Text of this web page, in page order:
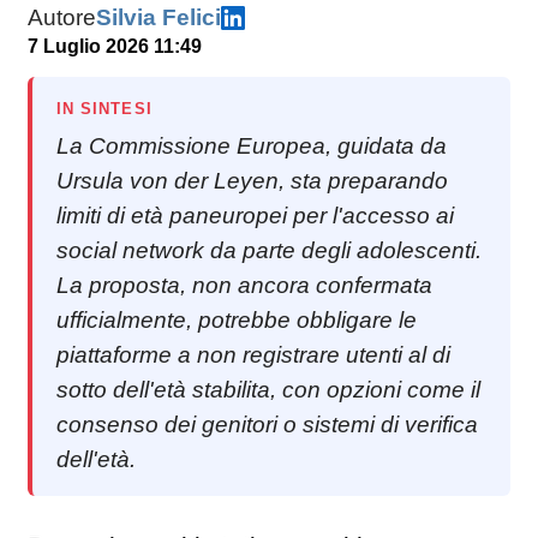
AutoreSilvia Felici
7 Luglio 2026 11:49
IN SINTESI
La Commissione Europea, guidata da
Ursula von der Leyen, sta preparando
limiti di età paneuropei per l'accesso ai
social network da parte degli adolescenti.
La proposta, non ancora confermata
ufficialmente, potrebbe obbligare le
piattaforme a non registrare utenti al di
sotto dell'età stabilita, con opzioni come il
consenso dei genitori o sistemi di verifica
dell'età.